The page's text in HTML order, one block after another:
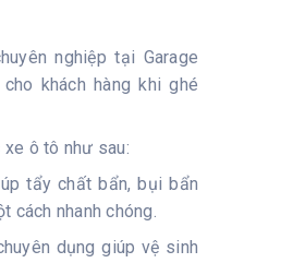
nghiệp tại Garage
khách hàng khi ghé
ô tô như sau:
tẩy chất bẩn, bụi bẩn
cách nhanh chóng.
dụng giúp vệ sinh